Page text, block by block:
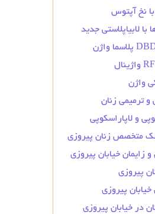
نخ آپتوس
با لابیاپلاستی جدید
واژن
و ترمیمی زنان
و لاپاراسکوپی
متخصص زنان پیروزی
زایمان خیابان پیروزی
پیروزی
پیروزی
در خیابان پیروزی